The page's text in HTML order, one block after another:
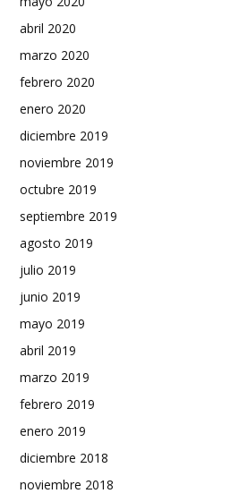
abril 2020
marzo 2020
febrero 2020
enero 2020
diciembre 2019
noviembre 2019
octubre 2019
septiembre 2019
agosto 2019
julio 2019
junio 2019
mayo 2019
abril 2019
marzo 2019
febrero 2019
enero 2019
diciembre 2018
noviembre 2018